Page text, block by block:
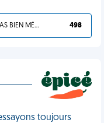
TU L'AS BIEN MÉRITÉ 498
toujours